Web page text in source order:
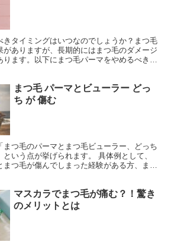
きタイミングはいつなのでしょうか？まつ毛
がありますが、長期的にはまつ毛のダメージ
ます。以下にまつ毛パーマをやめるべきタ
まつ毛 パーマとビューラー どっ
ち が 傷む
まつ毛のパーマとまつ毛ビューラー、どっち
いう点が挙げられます。 具体例として、
つ毛が傷んでしまった経験がある方、まつ
マスカラでまつ毛が痛む？！驚き
のメリットとは